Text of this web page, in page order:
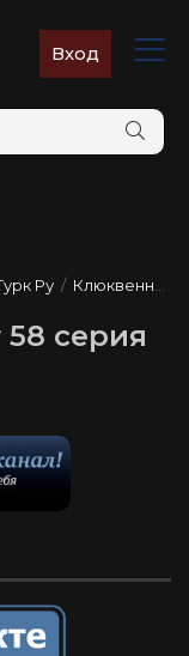
Вход
Ру / Клюквенный щербет
серия